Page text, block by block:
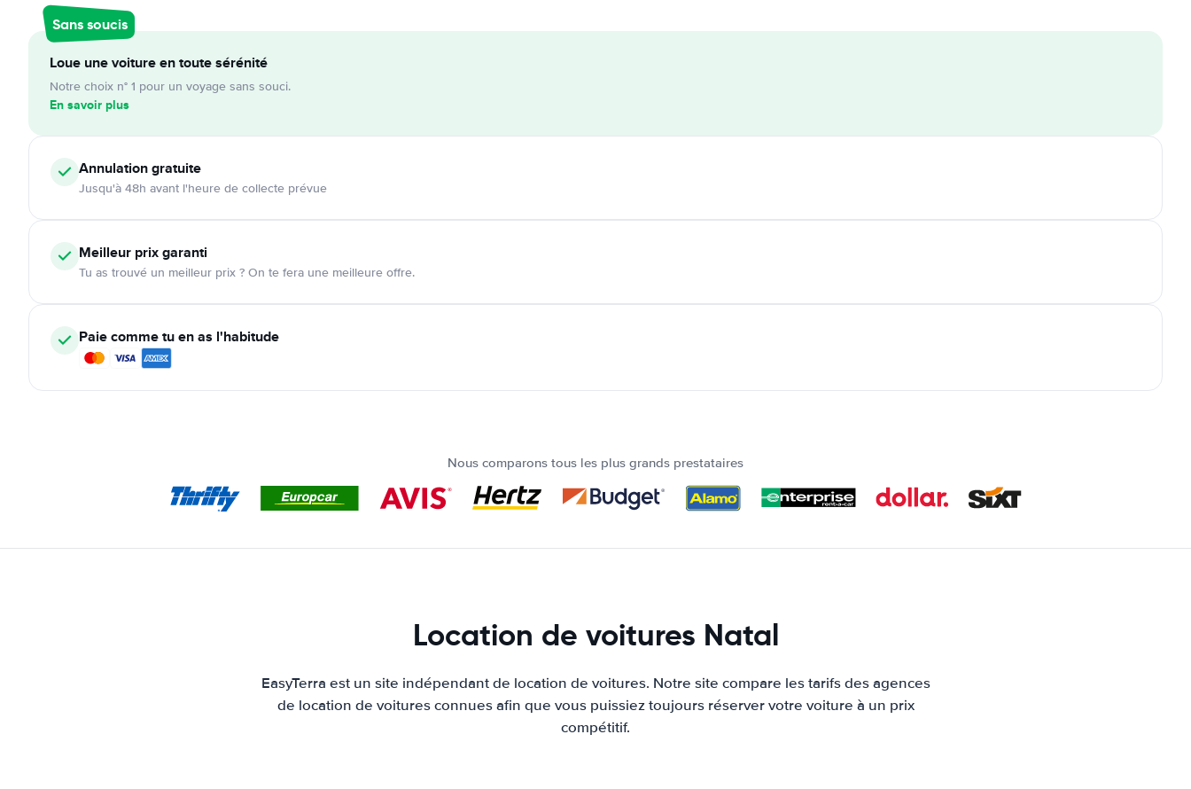
Sans soucis
Loue une voiture en toute sérénité
Notre choix n° 1 pour un voyage sans souci.
En savoir plus
Annulationgratuite
Jusqu'à 48h avant l'heure de collecte prévue
Meilleur prix garanti
Tu as trouvé un meilleur prix ? On te fera une meilleure offre.
Paie comme tu en as l'habitude
Nous comparons tous les plus grands prestataires
Location de voitures Natal
EasyTerra est un site indépendant de location de voitures. Notre site compare les tarifs des agences
de location de voitures connues afin que vous puissiez toujours réserver votre voiture à un prix
compétitif.